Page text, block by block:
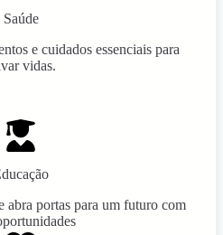
Saúde
e cuidados essenciais para
vidas.
abra portas para um futuro com